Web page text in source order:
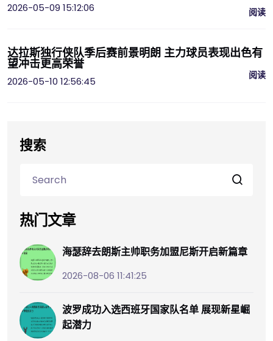
2026-05-09 15:12:06
阅读
达拉斯独行侠队季后赛前景明朗 主力球员表现出色有
望冲击更高荣誉
2026-05-10 12:56:45
阅读
搜索
热门文章
海瑟辞去朗斯主帅职务加盟尼斯开启新篇章
2026-08-06 11:41:25
波罗成功入选西班牙国家队名单 展现新星崛
起潜力